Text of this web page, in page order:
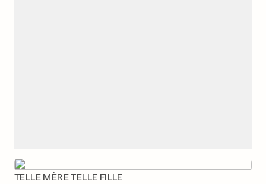
TELLE MÈRE TELLE FILLE